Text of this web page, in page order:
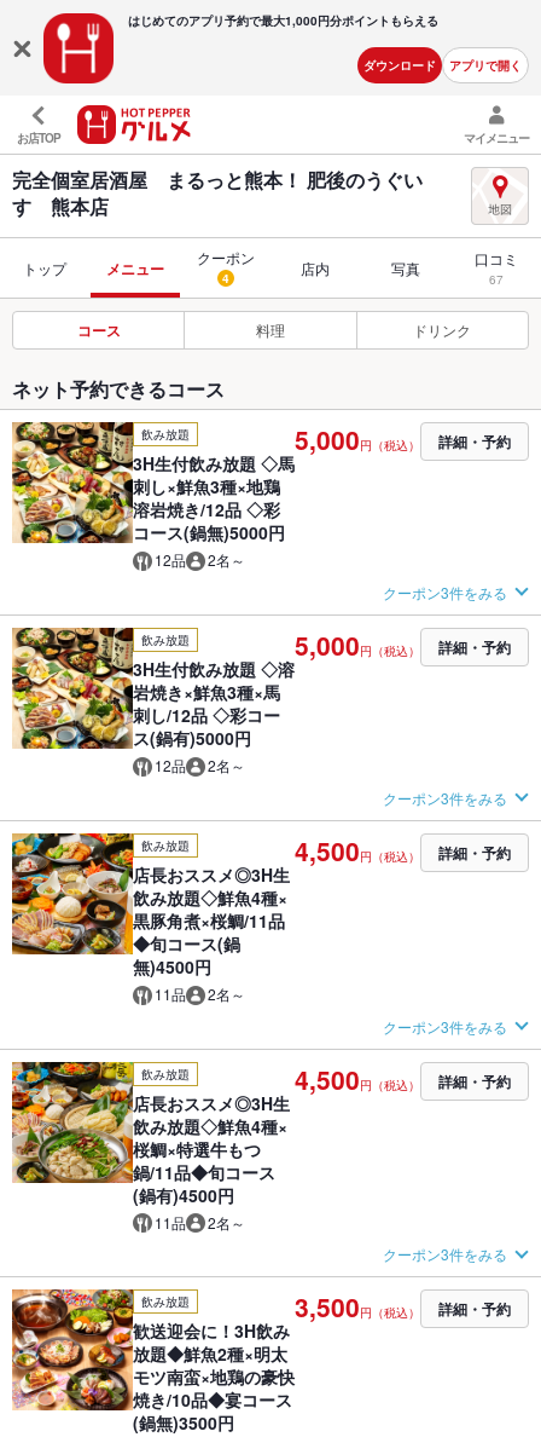
はじめてのアプリ予約で最大1,000円分ポイントもらえる
ダウンロード アプリで開く
お店TOP マイメニュー
完全個室居酒屋 まるっと熊本！ 肥後のうぐい
す 熊本店
トップ メニュー
クーポン
4 店内 写真 口コミ
67
コース 料理 ドリンク
ネット予約できるコース
飲み放題
3H生付飲み放題 ◇馬
刺し×鮮魚3種×地鶏
溶岩焼き/12品 ◇彩
コース(鍋無)5000円
12品 2名～
5,000円（税込） 詳細・予約
クーポン3件をみる
飲み放題
3H生付飲み放題 ◇溶
岩焼き×鮮魚3種×馬
刺し/12品 ◇彩コー
ス(鍋有)5000円
12品 2名～
5,000円（税込） 詳細・予約
クーポン3件をみる
飲み放題
店長おススメ◎3H生
飲み放題◇鮮魚4種×
黒豚角煮×桜鯛/11品
◆旬コース(鍋
無)4500円
11品 2名～
4,500円（税込） 詳細・予約
クーポン3件をみる
飲み放題
店長おススメ◎3H生
飲み放題◇鮮魚4種×
桜鯛×特選牛もつ
鍋/11品◆旬コース
(鍋有)4500円
11品 2名～
4,500円（税込） 詳細・予約
クーポン3件をみる
飲み放題
歓送迎会に！3H飲み
放題◆鮮魚2種×明太
モツ南蛮×地鶏の豪快
焼き/10品◆宴コース
(鍋無)3500円
3,500円（税込） 詳細・予約